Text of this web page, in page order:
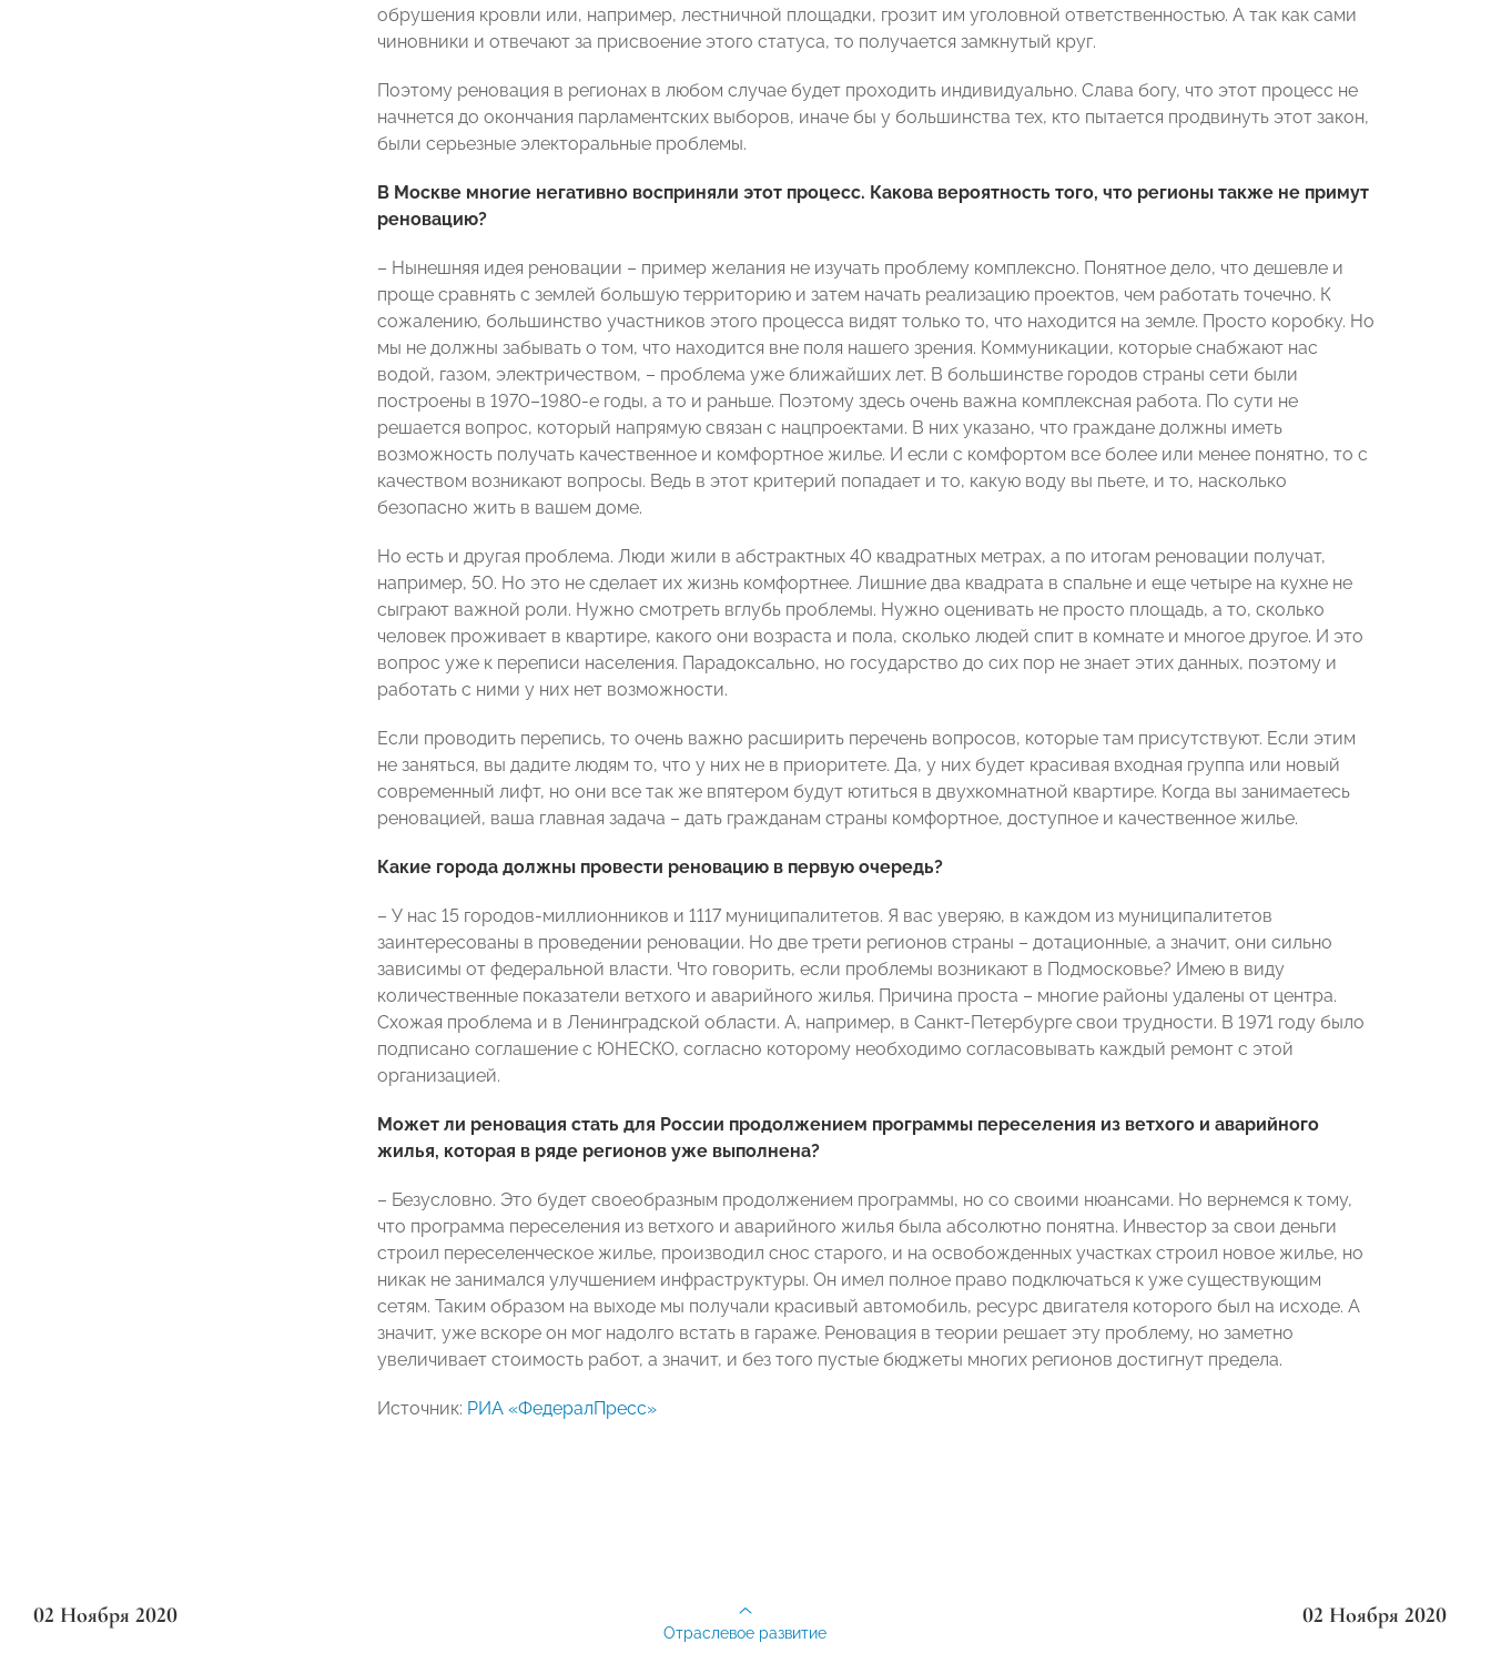
обрушения кровли или, например, лестничной площадки, грозит им уголовной ответственностью. А так как сами
чиновники и отвечают за присвоение этого статуса, то получается замкнутый круг.
Поэтому реновация в регионах в любом случае будет проходить индивидуально. Слава богу, что этот процесс не
начнется до окончания парламентских выборов, иначе бы у большинства тех, кто пытается продвинуть этот закон,
были серьезные электоральные проблемы.
В Москве многие негативно восприняли этот процесс. Какова вероятность того, что регионы также не примут
реновацию?
– Нынешняя идея реновации – пример желания не изучать проблему комплексно. Понятное дело, что дешевле и
проще сравнять с землей большую территорию и затем начать реализацию проектов, чем работать точечно. К
сожалению, большинство участников этого процесса видят только то, что находится на земле. Просто коробку. Но
мы не должны забывать о том, что находится вне поля нашего зрения. Коммуникации, которые снабжают нас
водой, газом, электричеством, – проблема уже ближайших лет. В большинстве городов страны сети были
построены в 1970–1980-е годы, а то и раньше. Поэтому здесь очень важна комплексная работа. По сути не
решается вопрос, который напрямую связан с нацпроектами. В них указано, что граждане должны иметь
возможность получать качественное и комфортное жилье. И если с комфортом все более или менее понятно, то с
качеством возникают вопросы. Ведь в этот критерий попадает и то, какую воду вы пьете, и то, насколько
безопасно жить в вашем доме.
Но есть и другая проблема. Люди жили в абстрактных 40 квадратных метрах, а по итогам реновации получат,
например, 50. Но это не сделает их жизнь комфортнее. Лишние два квадрата в спальне и еще четыре на кухне не
сыграют важной роли. Нужно смотреть вглубь проблемы. Нужно оценивать не просто площадь, а то, сколько
человек проживает в квартире, какого они возраста и пола, сколько людей спит в комнате и многое другое. И это
вопрос уже к переписи населения. Парадоксально, но государство до сих пор не знает этих данных, поэтому и
работать с ними у них нет возможности.
Если проводить перепись, то очень важно расширить перечень вопросов, которые там присутствуют. Если этим
не заняться, вы дадите людям то, что у них не в приоритете. Да, у них будет красивая входная группа или новый
современный лифт, но они все так же впятером будут ютиться в двухкомнатной квартире. Когда вы занимаетесь
реновацией, ваша главная задача – дать гражданам страны комфортное, доступное и качественное жилье.
Какие города должны провести реновацию в первую очередь?
– У нас 15 городов-миллионников и 1117 муниципалитетов. Я вас уверяю, в каждом из муниципалитетов
заинтересованы в проведении реновации. Но две трети регионов страны – дотационные, а значит, они сильно
зависимы от федеральной власти. Что говорить, если проблемы возникают в Подмосковье? Имею в виду
количественные показатели ветхого и аварийного жилья. Причина проста – многие районы удалены от центра.
Схожая проблема и в Ленинградской области. А, например, в Санкт-Петербурге свои трудности. В 1971 году было
подписано соглашение с ЮНЕСКО, согласно которому необходимо согласовывать каждый ремонт с этой
организацией.
Может ли реновация стать для России продолжением программы переселения из ветхого и аварийного
жилья, которая в ряде регионов уже выполнена?
– Безусловно. Это будет своеобразным продолжением программы, но со своими нюансами. Но вернемся к тому,
что программа переселения из ветхого и аварийного жилья была абсолютно понятна. Инвестор за свои деньги
строил переселенческое жилье, производил снос старого, и на освобожденных участках строил новое жилье, но
никак не занимался улучшением инфраструктуры. Он имел полное право подключаться к уже существующим
сетям. Таким образом на выходе мы получали красивый автомобиль, ресурс двигателя которого был на исходе. А
значит, уже вскоре он мог надолго встать в гараже. Реновация в теории решает эту проблему, но заметно
увеличивает стоимость работ, а значит, и без того пустые бюджеты многих регионов достигнут предела.
Источник: РИА «ФедералПресс»
02 Ноября 2020 02 Ноября 2020
Отраслевое развитие